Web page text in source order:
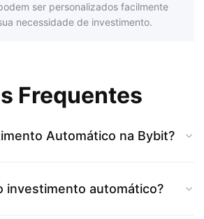
ser personalizados facilmente
necessidade de investimento.
Frequentes
Automático na Bybit?
investimento automático?